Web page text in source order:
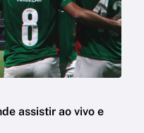
assistir ao vivo e